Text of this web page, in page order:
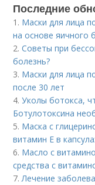
Последние
1. Маски для лица
на основе яичного
2.Советы при
болезнь?
3. Маски для лица
после 30 лет
4.Уколы ботокса,
Ботулотоксина
5. Маска с
витамин E в
6. Масло с
средства с
7.Лечение